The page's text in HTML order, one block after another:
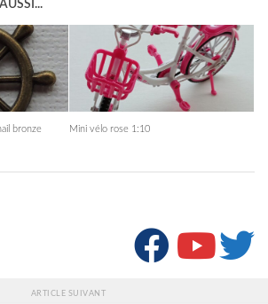
bronze
Mini vélo rose 1:10
ARTICLE SUIVANT